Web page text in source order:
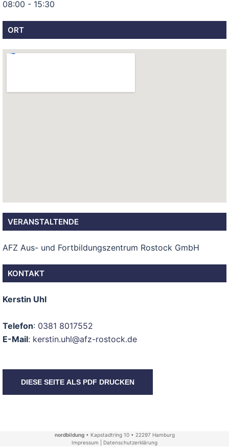
08:00 - 15:30
ORT
VERANSTALTENDE
AFZ Aus- und Fortbildungszentrum Rostock GmbH
KONTAKT
Kerstin Uhl
Telefon: 0381 8017552
E-Mail: kerstin.uhl@afz-rostock.de
DIESE SEITE ALS PDF DRUCKEN
nordbildung• Kapstadtring 10 • 22297 Hamburg
Impressum
Datenschutzerklärung